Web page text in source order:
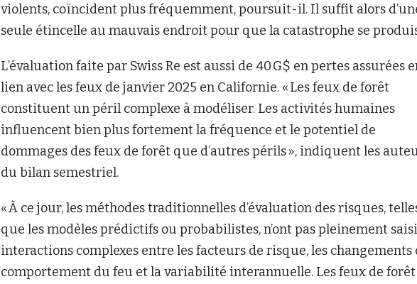
violents, coïncident plus fréquemment, poursuit-il. Il suffit alors
seule étincelle au mauvais endroit pour que la catastrophe se
L’évaluation faite par Swiss Re est aussi de 40 G$ en pertes assurées
lien avec les feux de janvier 2025 en Californie. « Les feux de forêt
constituent un péril complexe à modéliser. Les activités humaines
influencent bien plus fortement la fréquence et le potentiel de
dommages des feux de forêt que d’autres périls », indiquent les
du bilan semestriel.
« À ce jour, les méthodes traditionnelles d’évaluation des risques,
que les modèles prédictifs ou probabilistes, n’ont pas pleinement
interactions complexes entre les facteurs de risque, les changements
comportement du feu et la variabilité interannuelle. Les feux de forêt